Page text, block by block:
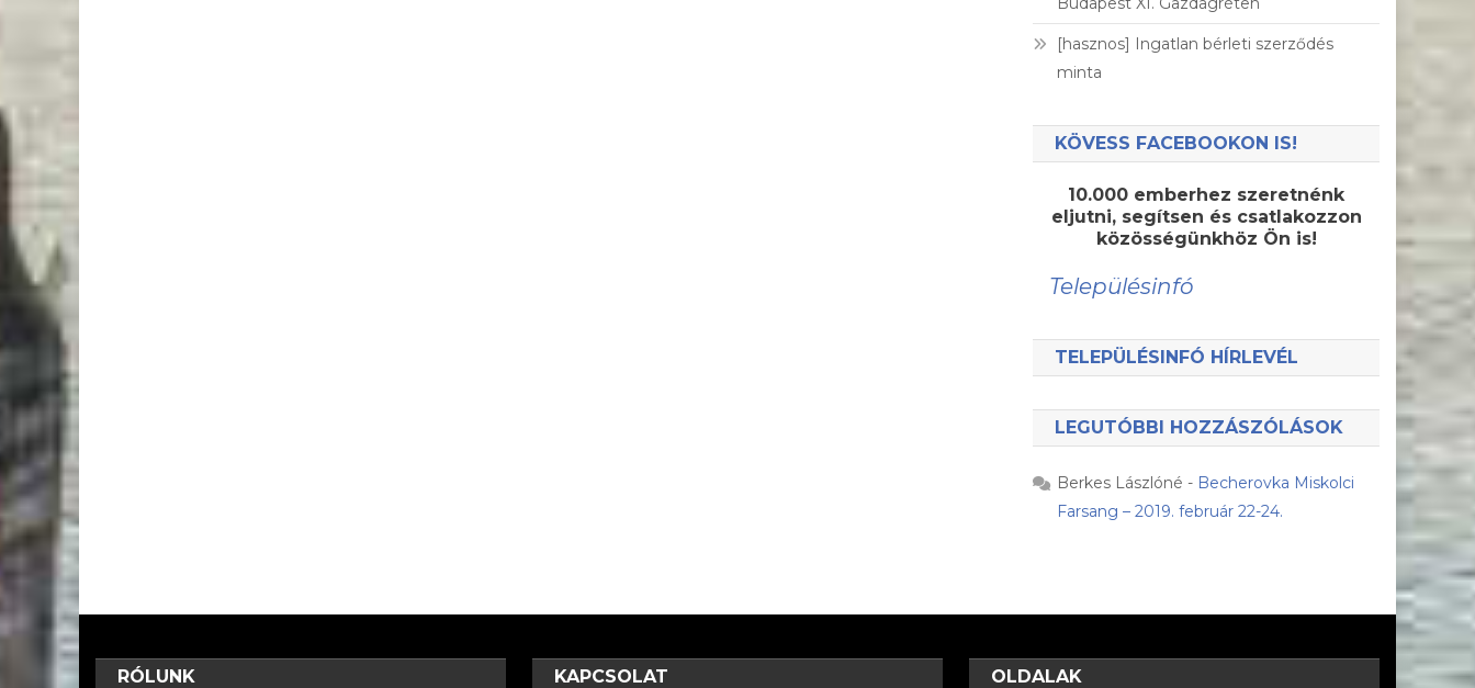
[hasznos] Ingatlan bérleti szerződés
minta
KÖVESS FACEBOOKON IS!
10.000 emberhez szeretnénk
eljutni, segítsen és csatlakozzon
közösségünkhöz Ön is!
Településinfó
TELEPÜLÉSINFÓ HÍRLEVÉL
LEGUTÓBBI HOZZÁSZÓLÁSOK
Berkes Lászlóné - Becherovka Miskolci
Farsang – 2019. február 22-24.
RÓLUNK KAPCSOLAT OLDALAK